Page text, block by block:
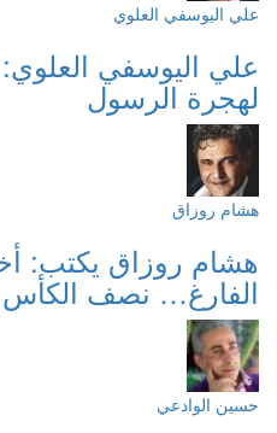
علي اليوسفي العلوي
علي اليوسفي
لهجرة الرسول
هشام روزاق
هشام روزاق يكتب:
الفارغ… نصف الكأس
حسين الوادعي